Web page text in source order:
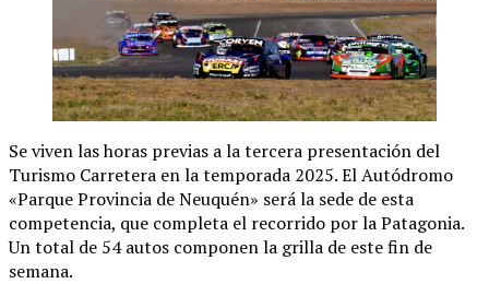
Se viven las horas previas a la tercera presentación del
Turismo Carretera en la temporada 2025. El Autódromo
«Parque Provincia de Neuquén» será la sede de esta
competencia, que completa el recorrido por la Patagonia.
Un total de 54 autos componen la grilla de este fin de
semana.